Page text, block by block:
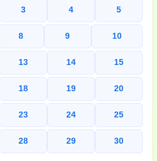
3 4 5
8 9 10
13 14 15
18 19 20
23 24 25
28 29 30